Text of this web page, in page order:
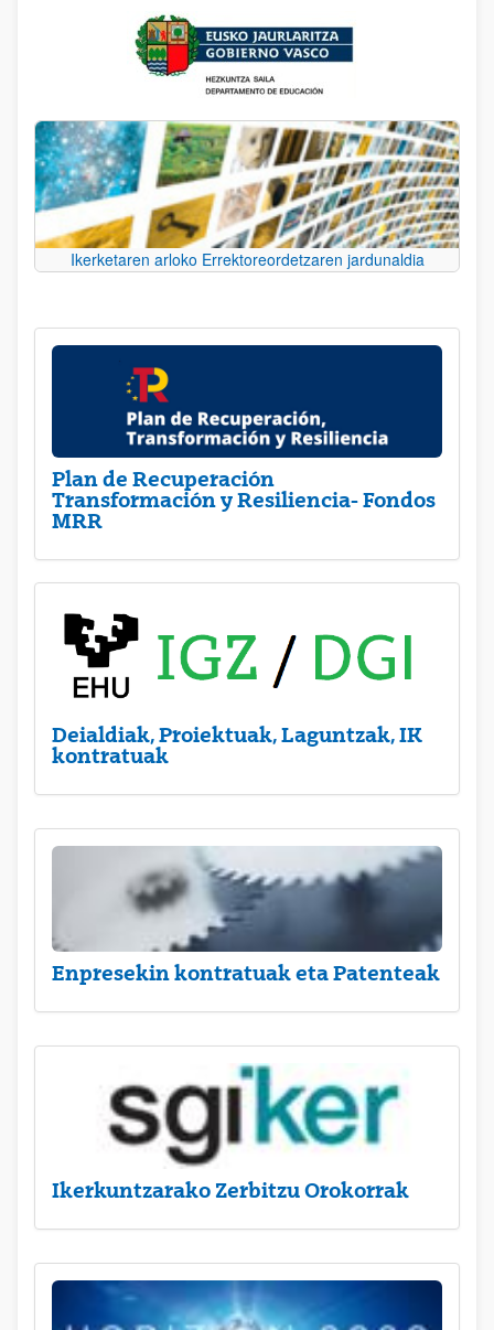
Ikerketaren arloko Errektoreordetzaren jardunaldia
Plan de Recuperación
Transformación y Resiliencia- Fondos
MRR
Deialdiak, Proiektuak, Laguntzak, IK
kontratuak
Enpresekin kontratuak eta Patenteak
Ikerkuntzarako Zerbitzu Orokorrak